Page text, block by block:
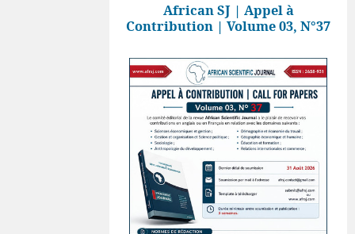
African SJ | Appel à
Contribution | Volume 03, N°37